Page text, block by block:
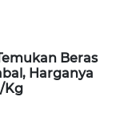
Beras
Harganya
Kg